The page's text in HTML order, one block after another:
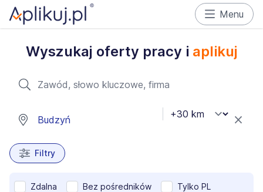
Menu
Wyszukaj oferty pracy i aplikuj
Filtry
Zdalna Bez pośredników Tylko PL